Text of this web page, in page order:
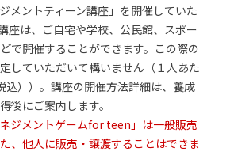
メントティーン講座」を開催していた
座は、ご自宅や学校、公民館、スポー
で開催することができます。この際の
していただいて構いません（１人あた
込））。講座の開催方法詳細は、養成
後にご案内します。
ジメントゲームfor teen」は一般販売
、他人に販売・譲渡することはできま